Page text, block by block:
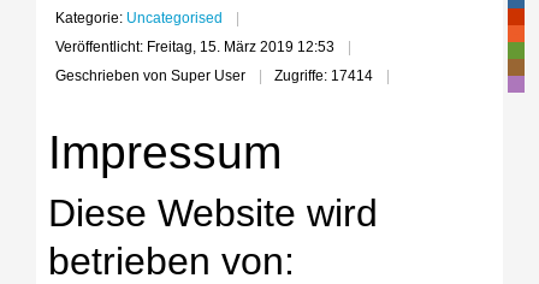
Kategorie: Uncategorised
Veröffentlicht: Freitag, 15. März 2019 12:53
Geschrieben von Super User
Zugriffe: 17414
Impressum
Diese Website wird
betrieben von: